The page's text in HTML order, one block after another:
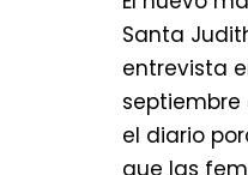
Santa
entrevista
septiembre
el diario
que las